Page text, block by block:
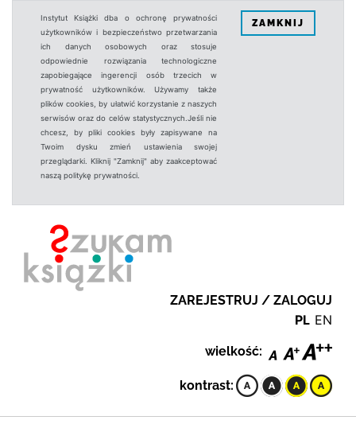
Instytut Książki dba o ochronę prywatności
użytkowników i bezpieczeństwo przetwarzania
ich danych osobowych oraz stosuje
odpowiednie rozwiązania technologiczne
zapobiegające ingerencji osób trzecich w
prywatność użytkowników. Używamy także
plików cookies, by ułatwić korzystanie z naszych
serwisów oraz do celów statystycznych.Jeśli nie
chcesz, by pliki cookies były zapisywane na
Twoim dysku zmień ustawienia swojej
przeglądarki. Kliknij "Zamknij" aby zaakceptować
naszą politykę prywatności.
ZAMKNIJ
ZAREJESTRUJ / ZALOGUJ
PL EN
wielkość:
kontrast: